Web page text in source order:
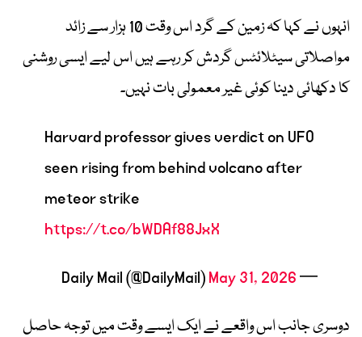
انہوں نے کہا کہ زمین کے گرد اس وقت 10 ہزار سے زائد
مواصلاتی سیٹلائٹس گردش کر رہے ہیں اس لیے ایسی روشنی
کا دکھائی دینا کوئی غیر معمولی بات نہیں۔
Harvard professor gives verdict on UFO
seen rising from behind volcano after
meteor strike
https://t.co/bWDAf88JxX
— Daily Mail (@DailyMail)
May 31, 2026
دوسری جانب اس واقعے نے ایک ایسے وقت میں توجہ حاصل